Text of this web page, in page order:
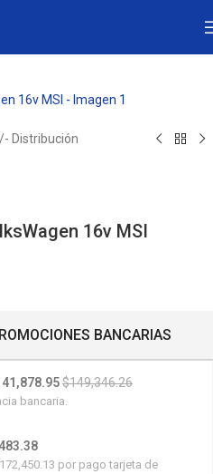
/- Distribución
16v MSI
BANCARIAS
$149,346.26
bancaria.
por pago tarjeta de